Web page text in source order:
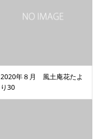
2020年８月 風土庵花たよ
り30